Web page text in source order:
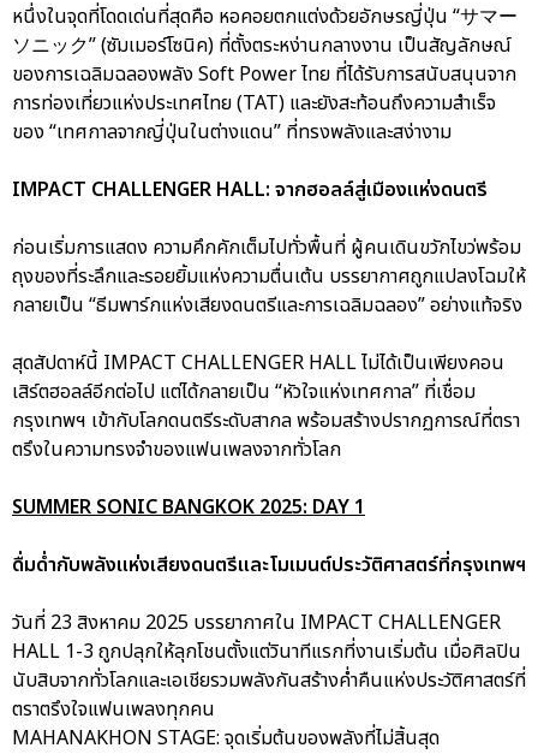
หนึ่งในจุดที่โดดเด่นที่สุดคือ หอคอยตกแต่งด้วยอักษรญี่ปุ่น “サマー
ソニック” (ซัมเมอร์โซนิค) ที่ตั้งตระหง่านกลางงาน เป็นสัญลักษณ์
ของการเฉลิมฉลองพลัง Soft Power ไทย ที่ได้รับการสนับสนุนจาก
การท่องเที่ยวแห่งประเทศไทย (TAT) และยังสะท้อนถึงความสำเร็จ
ของ “เทศกาลจากญี่ปุ่นในต่างแดน” ที่ทรงพลังและสง่างาม
IMPACT CHALLENGER HALL: จากฮอลล์สู่เมืองแห่งดนตรี
ก่อนเริ่มการแสดง ความคึกคักเต็มไปทั่วพื้นที่ ผู้คนเดินขวักไขว่พร้อม
ถุงของที่ระลึกและรอยยิ้มแห่งความตื่นเต้น บรรยากาศถูกแปลงโฉมให้
กลายเป็น “ธีมพาร์กแห่งเสียงดนตรีและการเฉลิมฉลอง” อย่างแท้จริง
สุดสัปดาห์นี้ IMPACT CHALLENGER HALL ไม่ได้เป็นเพียงคอน
เสิร์ตฮอลล์อีกต่อไป แต่ได้กลายเป็น “หัวใจแห่งเทศกาล” ที่เชื่อม
กรุงเทพฯ เข้ากับโลกดนตรีระดับสากล พร้อมสร้างปรากฏการณ์ที่ตรา
ตรึงในความทรงจำของแฟนเพลงจากทั่วโลก
SUMMER SONIC BANGKOK 2025: DAY 1
ดื่มด่ำกับพลังแห่งเสียงดนตรีและโมเมนต์ประวัติศาสตร์ที่กรุงเทพฯ
วันที่ 23 สิงหาคม 2025 บรรยากาศใน IMPACT CHALLENGER
HALL 1-3 ถูกปลุกให้ลุกโชนตั้งแต่วินาทีแรกที่งานเริ่มต้น เมื่อศิลปิน
นับสิบจากทั่วโลกและเอเชียรวมพลังกันสร้างค่ำคืนแห่งประวัติศาสตร์ที่
ตราตรึงใจแฟนเพลงทุกคน
MAHANAKHON STAGE: จุดเริ่มต้นของพลังที่ไม่สิ้นสุด